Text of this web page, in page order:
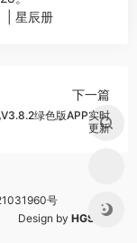
| 星辰册
下一篇
绿色版APP实时
更新
号
by HGS